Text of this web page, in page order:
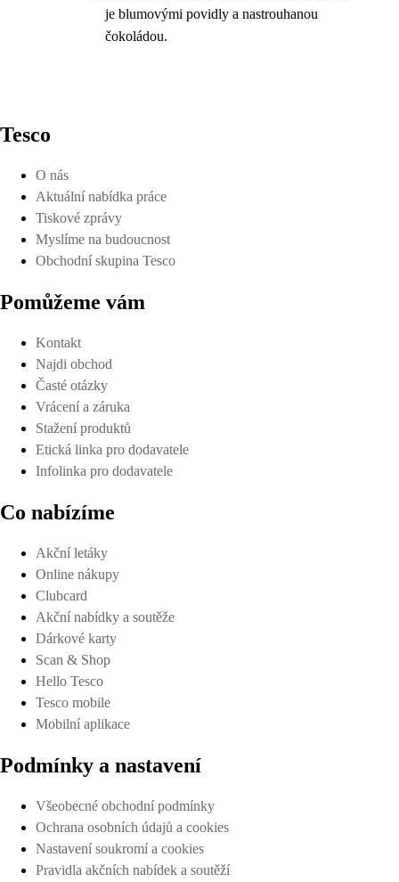
je blumovými povidly a nastrouhanou
čokoládou.
Tesco
O nás
Aktuální nabídka práce
Tiskové zprávy
Myslíme na budoucnost
Obchodní skupina Tesco
Pomůžeme vám
Kontakt
Najdi obchod
Časté otázky
Vrácení a záruka
Stažení produktů
Etická linka pro dodavatele
Infolinka pro dodavatele
Co nabízíme
Akční letáky
Online nákupy
Clubcard
Akční nabídky a soutěže
Dárkové karty
Scan & Shop
Hello Tesco
Tesco mobile
Mobilní aplikace
Podmínky a nastavení
Všeobecné obchodní podmínky
Ochrana osobních údajů a cookies
Nastavení soukromí a cookies
Pravidla akčních nabídek a soutěží